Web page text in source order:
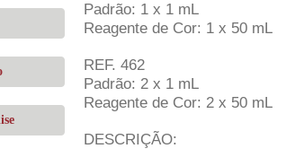
Padrão: 1 x 1 mL
Reagente de Cor: 1 x 50 mL
REF. 462
Padrão: 2 x 1 mL
Reagente de Cor: 2 x 50 mL
DESCRIÇÃO: